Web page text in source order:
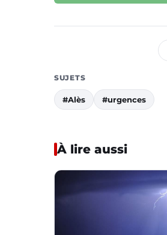
SUJETS
#Alès #urgences
À lire aussi